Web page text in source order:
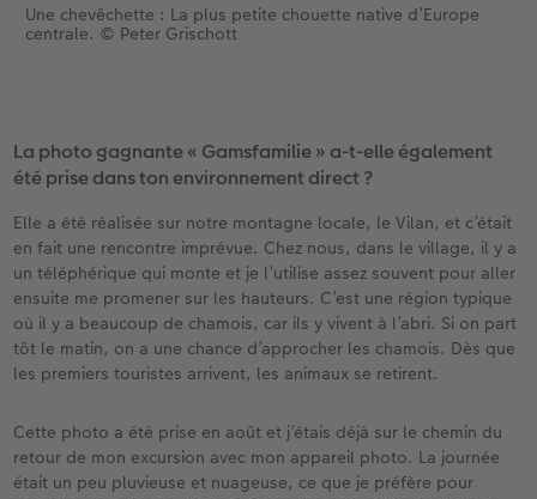
Une chevêchette : La plus petite chouette native d’Europe
centrale. © Peter Grischott
La photo gagnante « Gamsfamilie » a-t-elle également
été prise dans ton environnement direct ?
Elle a été réalisée sur notre montagne locale, le Vilan, et c’était
en fait une rencontre imprévue. Chez nous, dans le village, il y a
un téléphérique qui monte et je l’utilise assez souvent pour aller
ensuite me promener sur les hauteurs. C’est une région typique
où il y a beaucoup de chamois, car ils y vivent à l’abri. Si on part
tôt le matin, on a une chance d’approcher les chamois. Dès que
les premiers touristes arrivent, les animaux se retirent.
Cette photo a été prise en août et j’étais déjà sur le chemin du
retour de mon excursion avec mon appareil photo. La journée
était un peu pluvieuse et nuageuse, ce que je préfère pour